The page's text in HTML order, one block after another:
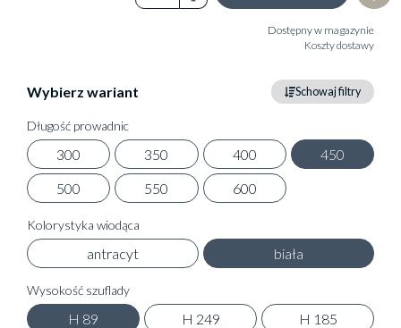
Dostępny w magazynie
Koszty dostawy
Wybierz wariant Schowaj filtry
Długość prowadnic
300 350 400
450
500
550 600
Kolorystyka wiodąca
antracyt biała
Wysokość szuflady
H 89 H 249 H 185